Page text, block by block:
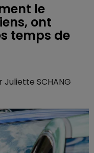
le
ont
temps de
Juliette SCHANG